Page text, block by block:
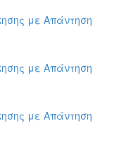
με Απάντηση
με Απάντηση
με Απάντηση